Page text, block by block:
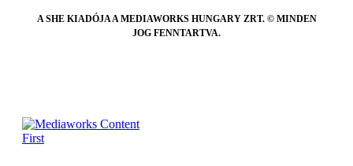
A SHE KIADÓJA A MEDIAWORKS HUNGARY ZRT. © MINDEN
JOG FENNTARTVA.